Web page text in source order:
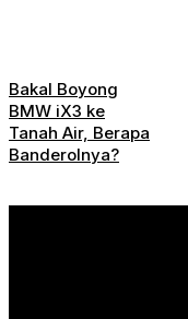
Bakal Boyong
BMW iX3 ke
Tanah Air, Berapa
Banderolnya?